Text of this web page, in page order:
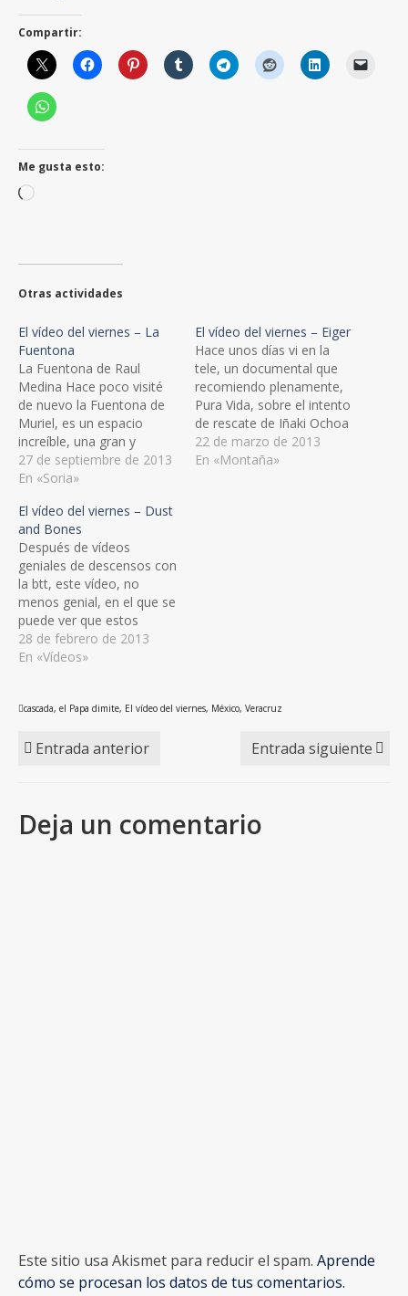
Compartir:
Me gusta esto:
Cargando...
Otras actividades
El vídeo del viernes – La
Fuentona
La Fuentona de Raul
Medina Hace poco visité
de nuevo la Fuentona de
Muriel, es un espacio
increíble, una gran y
profunda fuente que nace
en el centro de un sabinar,
Cuenta además con una
cercana cascada, que
encontramos
absolutamente seca, así
que al encontrarme con
este vídeo…
27 de septiembre de 2013
En «Soria»
El vídeo del viernes – Eiger
Hace unos días vi en la
tele, un documental que
recomiendo plenamente,
Pura Vida, sobre el intento
de rescate de Iñaki Ochoa
de Olza.Uno de los
montañeros que más
22 de marzo de 2013
En «Montaña»
El vídeo del viernes – Dust
and Bones
Después de vídeos
geniales de descensos con
la btt, este vídeo, no
menos genial, en el que se
puede ver que estos
deportistas también dan
con sus huesos por el
in the
- Range of LightHardest of
28 de febrero de 2013
En «Vídeos»
cascada, el Papa dimite, El vídeo del viernes, México, Veracruz
Entrada anterior Entrada siguiente
Deja un comentario
Este sitio usa Akismet para reducir el spam. Aprende
cómo se procesan los datos de tus comentarios.